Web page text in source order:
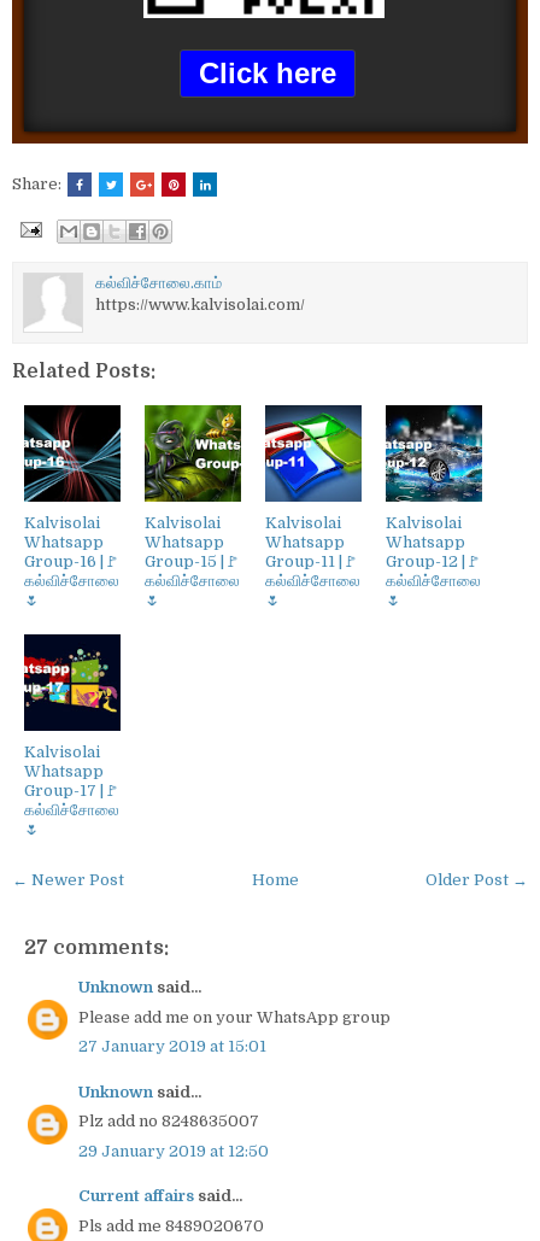
Click here
Share:
கல்விச்சோலை.காம்
https://www.kalvisolai.com/
Related Posts:
Kalvisolai
Whatsapp
Group-16 |🚩
கல்விச்சோலை
🌷
Kalvisolai
Whatsapp
Group-15 |🚩
கல்விச்சோலை
🌷
Kalvisolai
Whatsapp
Group-11 |🚩
கல்விச்சோலை
🌷
Kalvisolai
Whatsapp
Group-12 |🚩
கல்விச்சோலை
🌷
Kalvisolai
Whatsapp
Group-17 |🚩
கல்விச்சோலை
🌷
← Newer Post Older Post →
Home
27 comments:
Unknown said...
Please add me on your WhatsApp group
27 January 2019 at 15:01
Unknown said...
Plz add no 8248635007
29 January 2019 at 12:50
Current affairs said...
Pls add me 8489020670